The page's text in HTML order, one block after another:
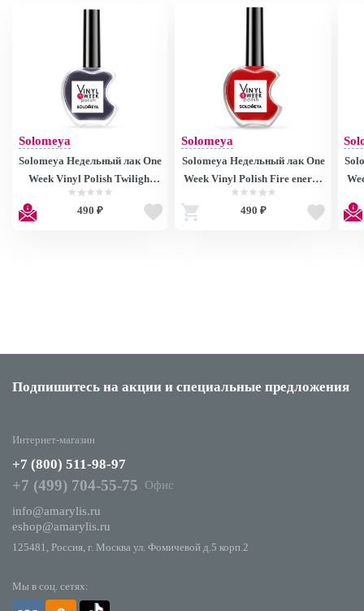
Solomeya
Solomeya Недельный лак One
Week Vinyl Polish Twilight
Blue 36, 13ml Q0269
490 ₽
Solomeya
Solomeya Недельный лак One
Week Vinyl Polish Fire energy
26
490 ₽
Подпишитесь на акции и специальные предложения
Мы в соц. сетях:
Интернет-магазин
+7 (800) 511-98-97
+7 (499) 704-55-75
Офис
info@amarylis.ru
eshop@amarylis.ru
125481, Россия, г. Москва ул. Фомичевой д.5 корп.2